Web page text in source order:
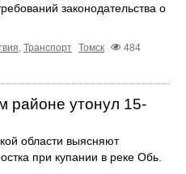
законодательства о
, Транспорт Томск
484
районе утонул 15-
области выясняют
при купании в реке Обь.